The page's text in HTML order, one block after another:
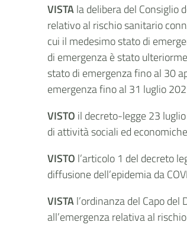
VISTAla delibera del Consiglio
relativo al rischio sanitario
cui il medesimo stato di
di emergenza è stato
stato di emergenza fino al 30
emergenza fino al 31 luglio
VISTO il decreto-legge 23
di attività sociali ed
VISTO l’articolo 1 del decreto
diffusione dell’epidemia da
VISTAl’ordinanza del Capo
all’emergenza relativa al